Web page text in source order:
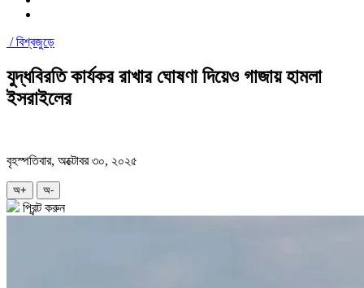
/বিশ্বজুড়ে
যুদ্ধবিরতি কার্যকর রাখার ঘোষণা দিয়েও গাজায় হামলা
ইসরাইলের
বৃহস্পতিবার, অক্টোবর ৩০, ২০২৫
অ+ অ-
প্রিন্ট করুন